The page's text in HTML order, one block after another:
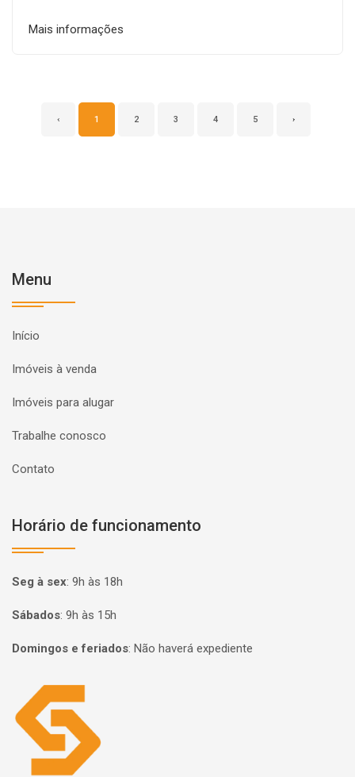
Mais informações
‹ 1 2 3 4 5 ›
Menu
Início
Imóveis à venda
Imóveis para alugar
Trabalhe conosco
Contato
Horário de funcionamento
Seg à sex: 9h às 18h
Sábados: 9h às 15h
Domingos e feriados: Não haverá expediente
Página inicial